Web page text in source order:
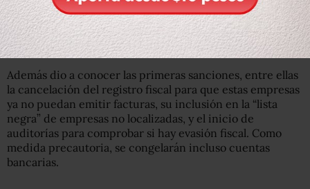
Además dio a conocer las primeras sanciones, entre ellas
la cancelación del registro fiscal para que estas empresas
ya no puedan emitir facturas, su inclusión en la “lista
negra” de empresas no localizadas, y el inicio de
auditorías para comprobar si hay evasión fiscal. Como
medida precautoria, se congelarán incluso cuentas
bancarias.